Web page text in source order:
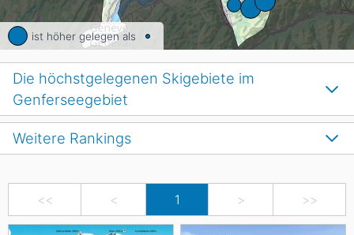
ist höher gelegen als
<< < 1 > >>
Weitere Rankings
Die höchstgelegenen Skigebiete im
Genferseegebiet